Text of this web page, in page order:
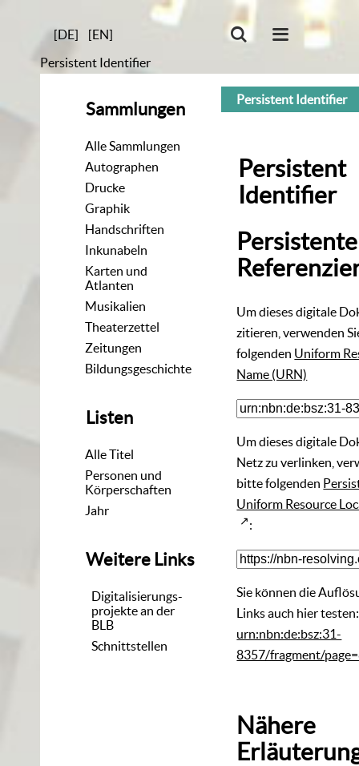
[DE]
[EN]
Persistent Identifier
Sammlungen
Alle Sammlungen
Autographen
Drucke
Graphik
Handschriften
Inkunabeln
Karten und
Atlanten
Musikalien
Theaterzettel
Zeitungen
Bildungsgeschichte
Listen
Alle Titel
Personen und
Körperschaften
Jahr
Weitere Links
Digitalisierungs-
projekte an der
BLB
Schnittstellen
Persistent Identifier
Persistent
Identifier
Persistente
Um dieses digitale
zitieren, verwenden
folgenden Uniform
Name (URN)
Um dieses digitale
Netz zu verlinken,
bitte folgenden
Uniform Resource
:
Sie können die
Links auch hier testen:
urn:nbn:de:bsz:31-
8357/fragment/
Nähere